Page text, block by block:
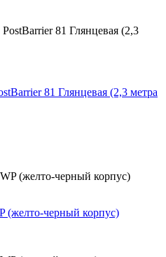
81 Глянцевая (2,3 метра
(желто-черный корпус)